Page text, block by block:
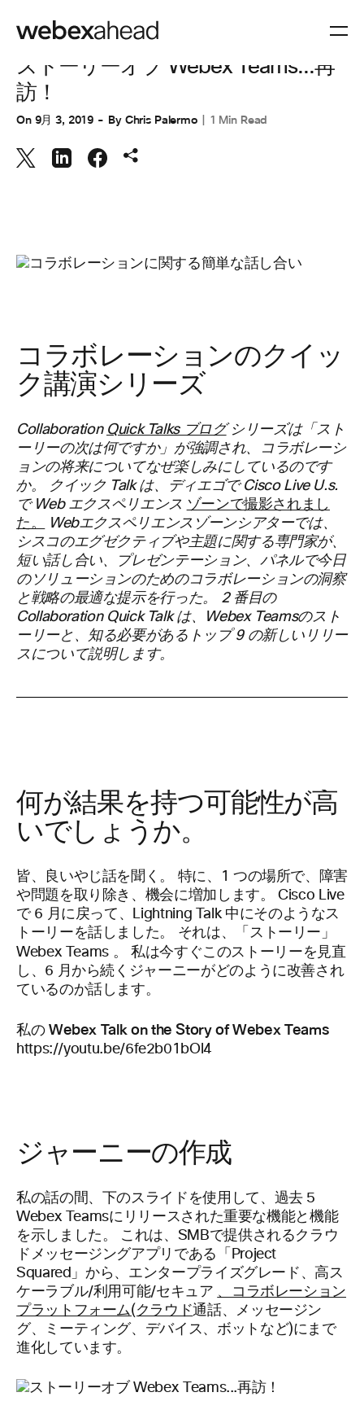
コラボレーション
ストーリーオブ Webex Teams...再
訪！
On 9月 3, 2019 By Chris Palermo 1 Min Read
コラボレーションのクイッ
ク講演シリーズ
Collaboration Quick Talks ブログシリーズは「スト
ーリーの次は何ですか」が強調され、コラボレーシ
ョンの将来についてなぜ楽しみにしているのです
か。 クイック Talk は、ディエゴで Cisco Live U.s.
で Web エクスペリエンス ゾーンで撮影されまし
た。
Webエクスペリエンスゾーンシアターでは、
シスコのエグゼクティブや主題に関する専門家が、
短い話し合い、プレゼンテーション、パネルで今日
のソリューションのためのコラボレーションの洞察
と戦略の最適な提示を行った。 2 番目の
Collaboration Quick Talk は、Webex Teamsのスト
ーリーと、知る必要があるトップ 9 の新しいリリー
スについて説明します。
何が結果を持つ可能性が高
いでしょうか。
皆、良いやじ話を聞く。 特に、1 つの場所で、障害
や問題を取り除き、機会に増加します。 Cisco Live
で 6 月に戻って、Lightning Talk 中にそのようなス
トーリーを話しました。 それは、「ストーリー」
Webex Teams 。 私は今すぐこのストーリーを見直
し、6 月から続くジャーニーがどのように改善され
ているのか話します。
私の Webex Talk on the Story of Webex Teams
https://youtu.be/6fe2b01bOl4
ジャーニーの作成
私の話の間、下のスライドを使用して、過去 5
Webex Teamsにリリースされた重要な機能と機能
を示しました。 これは、SMBで提供されるクラウ
ドメッセージングアプリである「Project
Squared」から、エンタープライズグレード、高ス
ケーラブル/利用可能/セキュア 、コラボレーション
プラットフォーム(クラウド通話、メッセージン
グ、ミーティング、デバイス、ボットなど)にまで
進化しています。